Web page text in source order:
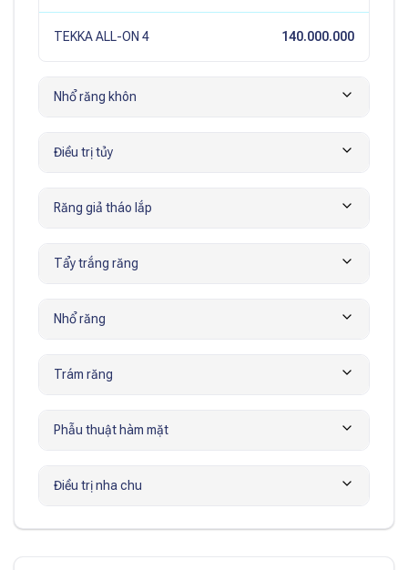
TEKKA ALL-ON 4 140.000.000
Nhổ răng khôn
Điều trị tủy
Răng giả tháo lắp
Tẩy trắng răng
Nhổ răng
Trám răng
Phẫu thuật hàm mặt
Điều trị nha chu